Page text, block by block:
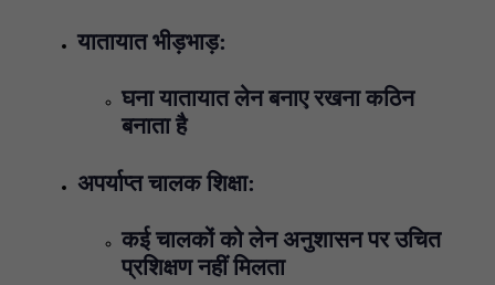
यातायात भीड़भाड़:
घना यातायात लेन बनाए रखना कठिन
बनाता है
अपर्याप्त चालक शिक्षा:
कई चालकों को लेन अनुशासन पर उचित
प्रशिक्षण नहीं मिलता